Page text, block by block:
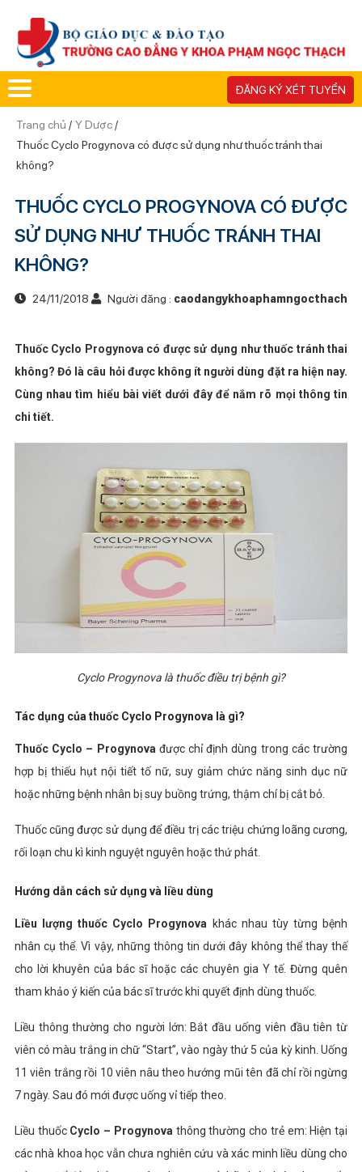
ĐĂNG KÝ XÉT TUYỂN
Trang chủ / Y Dược/
Thuốc Cyclo Progynova có được sử dụng như thuốc tránh thai
không?
THUỐC CYCLO PROGYNOVA CÓ ĐƯỢC
SỬ DỤNG NHƯ THUỐC TRÁNH THAI
KHÔNG?
24/11/2018 Người đăng : caodangykhoaphamngocthach
Thuốc Cyclo Progynova có được sử dụng như thuốc tránh thai
không? Đó là câu hỏi được không ít người dùng đặt ra hiện nay.
Cùng nhau tìm hiểu bài viết dưới đây để nắm rõ mọi thông tin
chi tiết.
Cyclo Progynova là thuốc điều trị bệnh gì?
Tác dụng của thuốc Cyclo Progynova là gì?
Thuốc Cyclo – Progynovađược chỉ định dùng trong các trường
hợp bị thiếu hụt nội tiết tố nữ, suy giảm chức năng sinh dục nữ
hoặc những bệnh nhân bị suy buồng trứng, thậm chí bị cắt bỏ.
Thuốc cũng được sử dụng để điều trị các triệu chứng loãng cương,
rối loạn chu kì kinh nguyệt nguyên hoặc thứ phát.
Hướng dẫn cách sử dụng và liều dùng
Liều lượng thuốc Cyclo Progynova khác nhau tùy từng bệnh
nhân cụ thể. Vì vậy, những thông tin dưới đây không thể thay thế
cho lời khuyên của bác sĩ hoặc các chuyên gia Y tế. Đừng quên
tham khảo ý kiến của bác sĩ trước khi quyết định dùng thuốc.
Liều thông thường cho người lớn: Bắt đầu uống viên đầu tiên từ
viên có màu trắng in chữ “Start”, vào ngày thứ 5 của kỳ kinh. Uống
11 viên trắng rồi 10 viên nâu theo hướng mũi tên đã chỉ rồi ngừng
7 ngày. Sau đó mới được uống vỉ tiếp theo.
Liều thuốc Cyclo – Progynovathông thường cho trẻ em: Hiện tại
các nhà khoa học vẫn chưa nghiên cứu và xác minh liều dùng cho